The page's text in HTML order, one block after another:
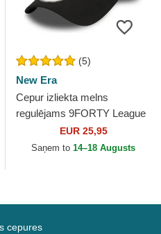
(5)
New Era
Cepur izliekta melns
regulējams 9FORTY League
Essential no Chicago Bulls
NBA no New Era
EUR 25,95
Saņem to 14–18 Augusts
cepures